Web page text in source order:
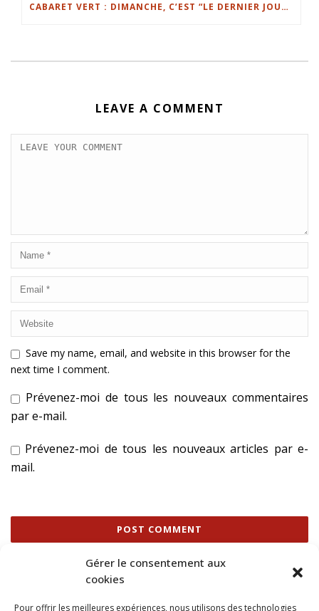
Gérer le consentement aux
cookies
Pour offrir les meilleures expériences, nous utilisons des technologies
CABARET VERT : DIMANCHE, C’EST “LE DERNIER JOUR DU DISCO” (JULIETTE ARMANET)
LEAVE A COMMENT
Save my name, email, and website in this browser for the
next time I comment.
Prévenez-moi de tous les nouveaux commentaires
par e-mail.
Prévenez-moi de tous les nouveaux articles par e-
mail.
Ce site utilise Akismet pour réduire les indésirables.En